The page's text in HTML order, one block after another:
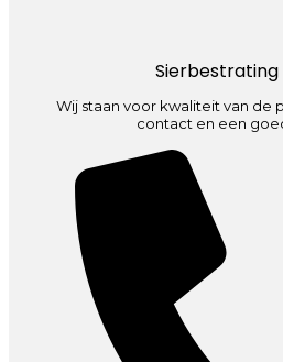
Sierbestrating
Wij staan voor kwaliteit van de
contact en een